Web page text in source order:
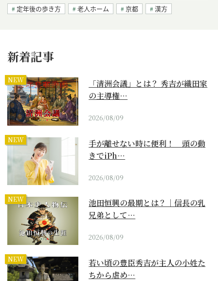
定年後の歩き方
老人ホーム 京都 漢方
新着記事
NEW
「清洲会議」とは？ 秀吉が織田家
の主導権…
2026/08/09
NEW
手が離せない時に便利！ 頭の動
きでiPh…
2026/08/09
NEW
池田恒興の最期とは？｜信長の乳
兄弟として…
2026/08/09
NEW
若い頃の豊臣秀吉が主人の小姓た
ちから虐め…